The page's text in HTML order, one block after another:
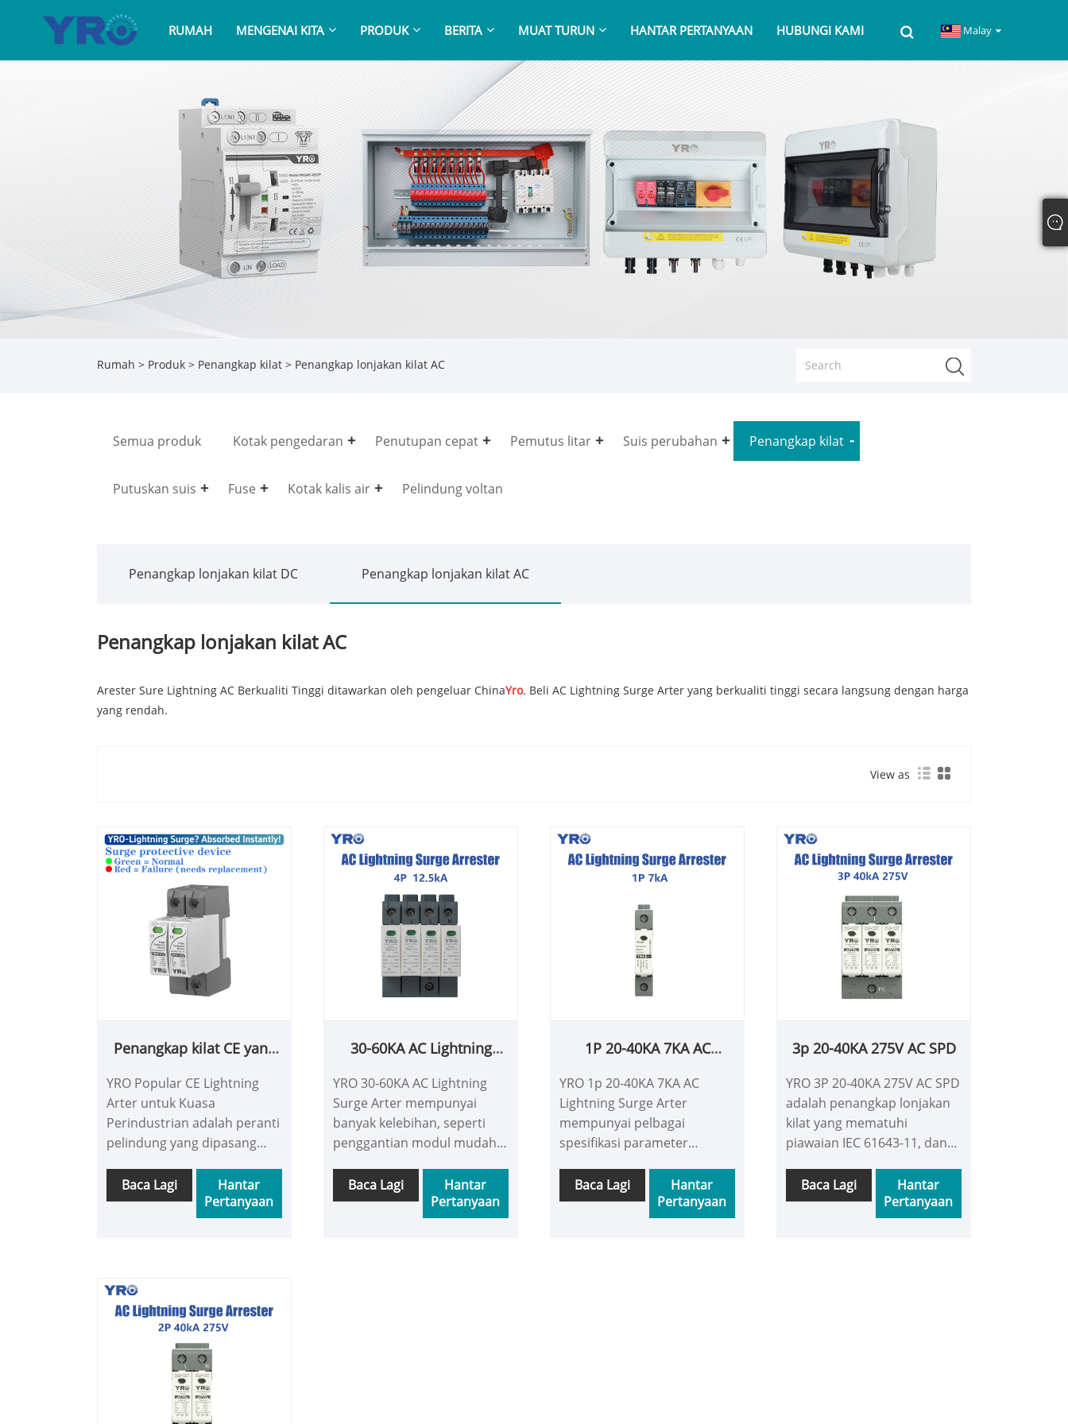
RUMAH MENGENAI KITA PRODUK BERITA MUAT TURUN HANTAR PERTANYAAN HUBUNGI KAMI Malay
Rumah > Produk > Penangkap kilat > Penangkap lonjakan kilat AC
Semua produk Kotak pengedaran Penutupan cepat Pemutus litar Suis perubahan Penangkap kilat
Putuskan suis Fuse Kotak kalis air Pelindung voltan
Penangkap lonjakan kilat DC Penangkap lonjakan kilat AC
Penangkap lonjakan kilat AC
Arester Sure Lightning AC Berkualiti Tinggi ditawarkan oleh pengeluar ChinaYro. Beli AC Lightning Surge Arter yang berkualiti tinggi secara langsung dengan harga
yang rendah.
View as
Penangkap kilat CE yang
perindustrian
YRO Popular CE Lightning
Arter untuk Kuasa
Perindustrian adalah peranti
pelindung yang dipasang
Fungsinya adalah jelas:
apabila lonjakan voltan yang
tiba -tiba dan kuat dari
wayar, ia boleh bermula
dengan serta -merta,
menghalang impak dan
mengalihkan sebahagian
besar tenaga berbahaya,
melindungi peralatan
elektrik yang bersambung
Baca Lagi
Hantar
Pertanyaan
30-60KA AC Lightning
YRO 30-60KA AC Lightning
Surge Arter mempunyai
banyak kelebihan, seperti
penggantian modul mudah,
tepat pada masanya dan
maklum balas penunjuk yang
jelas, sejajar dengan
Baca Lagi
Hantar
Pertanyaan
1P 20-40KA 7KA AC
ARESTER
YRO 1p 20-40KA 7KA AC
Lightning Surge Arter
mempunyai pelbagai
spesifikasi parameter
senario yang berbeza,
dengan modul perlindungan
lonjakan yang boleh ditebus,
Baca Lagi
Hantar
Pertanyaan
3p 20-40KA 275V AC SPD
YRO 3P 20-40KA 275V AC SPD
adalah penangkap lonjakan
kilat yang mematuhi
piawaian IEC 61643-11, dan
terlindung dengan
perumahan bahan PE, dan
pencetakan panas PVC untuk
Baca Lagi
Hantar
Pertanyaan